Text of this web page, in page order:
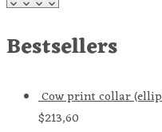
Bestsellers
Cow print collar
$213,60